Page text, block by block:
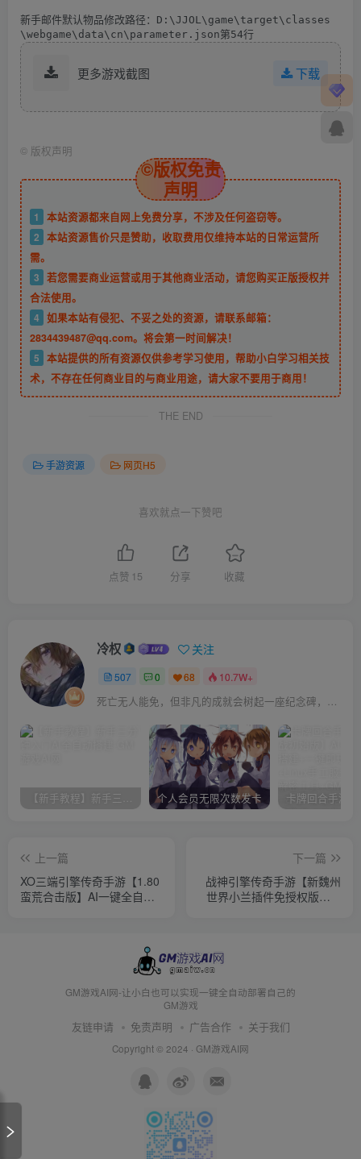
新手邮件默认物品修改路径：D:\JJOL\game\target\classes
\webgame\data\cn\parameter.json第54行
更多游戏截图 下载
© 版权声明
©版权免责
声明
1
本站资源都来自网上免费分享，不涉及任何盗窃等。
2 本站资源售价只是赞助，收取费用仅维持本站的日常运营所
需。
3 若您需要商业运营或用于其他商业活动，请您购买正版授权并
合法使用。
4 如果本站有侵犯、不妥之处的资源，请联系邮箱：
2834439487@qq.com。将会第一时间解决！
5 本站提供的所有资源仅供参考学习使用，帮助小白学习相关技
术，不存在任何商业目的与商业用途，请大家不要用于商用！
THE END
手游资源 网页H5
喜欢就点一下赞吧
点赞 15 分享 收藏
冷权 关注
507 0 68 10.7W+
死亡无人能免，但非凡的成就会树起一座纪念碑，它将一直立到太阳冷却之时
【新手教程】新手三分钟入门AI全自动搭建 个人会员无限次数发卡
上一篇
XO三端引擎传奇手游【1.80
蛮荒合击版】AI一键全自动
下一篇
战神引擎传奇手游【新魏州
世界小兰插件免授权版】AI
GM游戏AI网-让小白也可以实现一键全自动部署自己的
GM游戏
友链申请 免责声明 广告合作 关于我们
Copyright © 2024 · GM游戏AI网